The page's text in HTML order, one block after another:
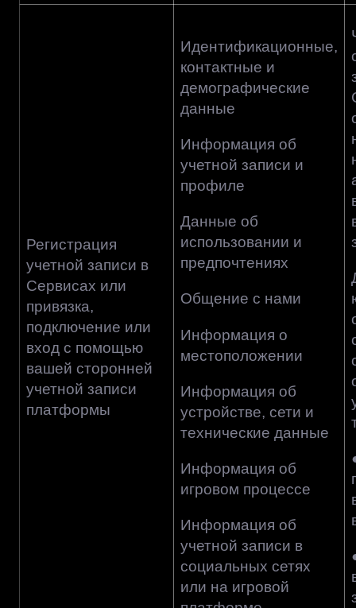
Регистрация
учетной записи в
Сервисах или
привязка,
подключение или
вход с помощью
вашей сторонней
учетной записи
платформы
Идентификационные,
контактные и
демографические
данные
Информация об
учетной записи и
профиле
Данные об
использовании и
предпочтениях
Общение с нами
Информация о
местоположении
Информация об
устройстве, сети и
технические данные
Информация об
игровом процессе
Информация об
учетной записи в
социальных сетях
или на игровой